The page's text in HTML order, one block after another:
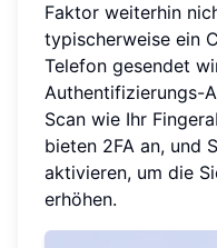
Faktor weiterhin
typischerweise ein
Telefon gesendet
Authentifizierungs-
Scan wie Ihr
bieten 2FA an, und
aktivieren, um die
erhöhen.